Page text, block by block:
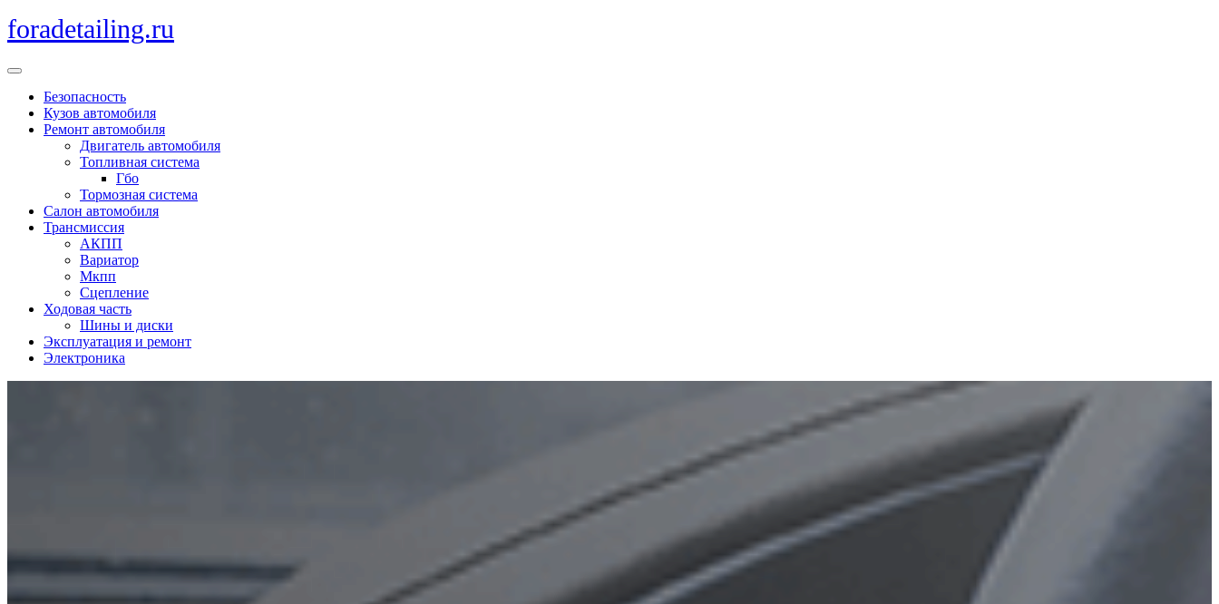
Перейти
к
foradetailing.ru
Кнопка
ОткрытьБезопасность
Кузов автомобиля
Ремонт автомобиля
Двигатель автомобиля
Топливная система
Гбо
Тормозная система
Салон автомобиля
Трансмиссия
АКПП
Вариатор
Мкпп
Сцепление
Ходовая часть
Шины и диски
Эксплуатация и ремонт
Электроника